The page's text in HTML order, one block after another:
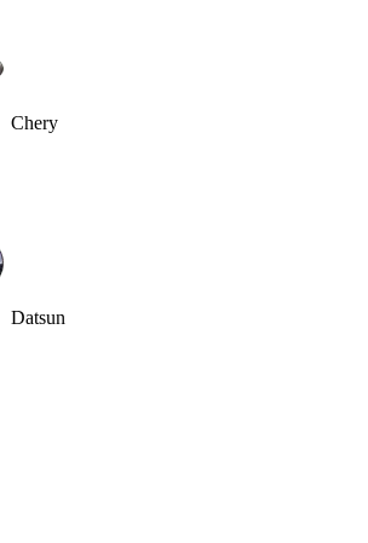
Chery
Datsun